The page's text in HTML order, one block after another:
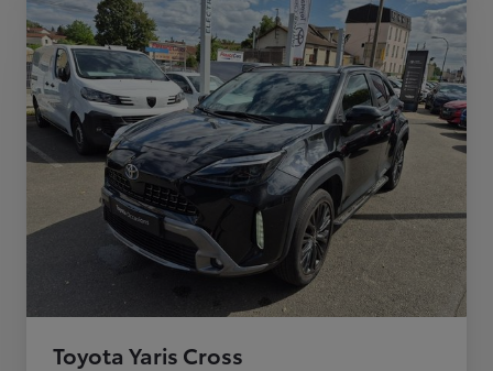
Toyota Yaris Cross